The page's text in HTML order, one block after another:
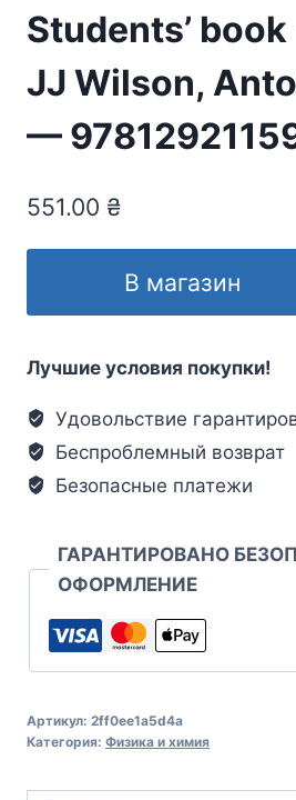
Students’
JJ Wilson,
—
551.00 ₴
В магазин
Лучшие условия покупки!
Удовольствие
Беспроблемный возврат
Безопасные платежи
ГАРАНТИРОВАНО
ОФОРМЛЕНИЕ
Артикул: 2ff0ee1a5d4a
Категория: Физика и химия